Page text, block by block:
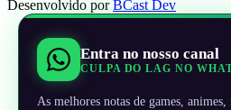
Desenvolvido porBCast Dev
Entra no nosso canal
CULPA DO LAG NO
As melhores notas de games,